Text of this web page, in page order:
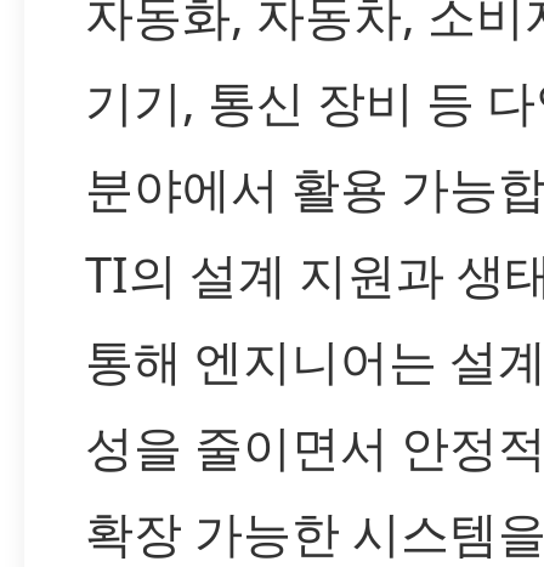
자동화, 자동차, 소비
기기, 통신 장비 등
분야에서 활용 가능
TI의 설계 지원과 생
통해 엔지니어는 설
성을 줄이면서 안정
확장 가능한 시스템